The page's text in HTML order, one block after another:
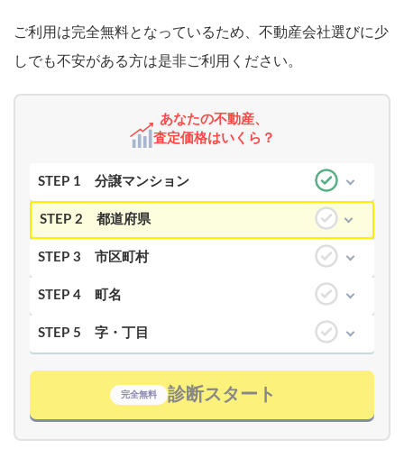
ご利用は完全無料となっているため、不動産会社選びに少
しでも不安がある方は是非ご利用ください。
あなたの不動産、
査定価格はいくら？
STEP 1 分譲マンション
STEP 2 都道府県
STEP 3 市区町村
STEP 4 町名
STEP 5 字・丁目
完全無料 診断スタート